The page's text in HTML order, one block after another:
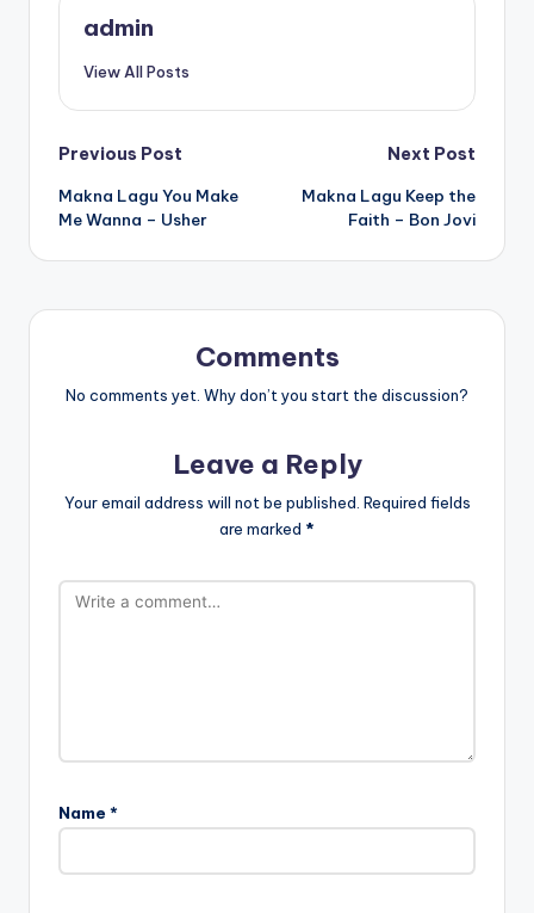
admin
View All Posts
Post
navigation
Previous Post
Makna Lagu You Make
Me Wanna – Usher
Next Post
Makna Lagu Keep the
Faith – Bon Jovi
Comments
No comments yet. Why don’t you start the discussion?
Leave a Reply
Your email address will not be published. Required fields
are marked *
Name *